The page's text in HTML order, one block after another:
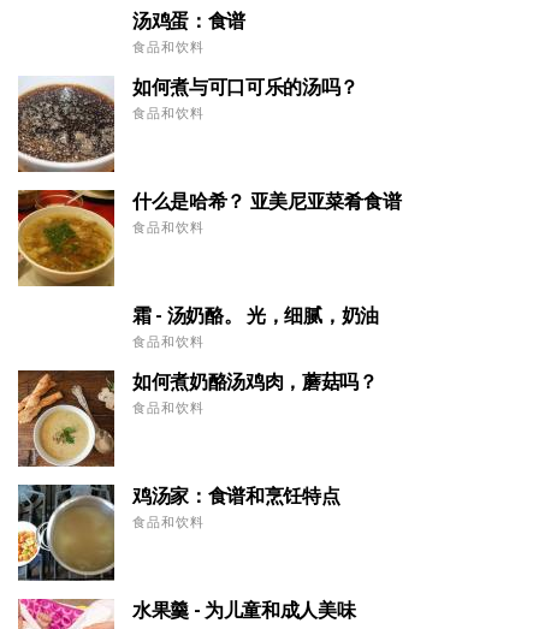
汤鸡蛋：食谱
食品和饮料
如何煮与可口可乐的汤吗？
食品和饮料
什么是哈希？ 亚美尼亚菜肴食谱
食品和饮料
霜 - 汤奶酪。 光，细腻，奶油
食品和饮料
如何煮奶酪汤鸡肉，蘑菇吗？
食品和饮料
鸡汤家：食谱和烹饪特点
食品和饮料
水果羹 - 为儿童和成人美味